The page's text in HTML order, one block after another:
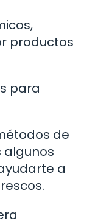
productos
para
de
algunos
a